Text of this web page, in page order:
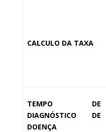
CALCULO DA TAXA
TEMPO DE
DIAGNÓSTICO DE
DOENÇA